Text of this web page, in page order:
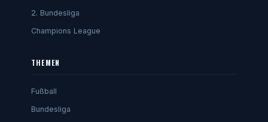
2. Bundesliga
Champions League
THEMEN
Fußball
Bundesliga